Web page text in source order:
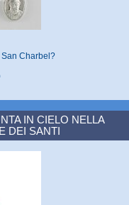
Charbel?
IN CIELO NELLA
DEI SANTI